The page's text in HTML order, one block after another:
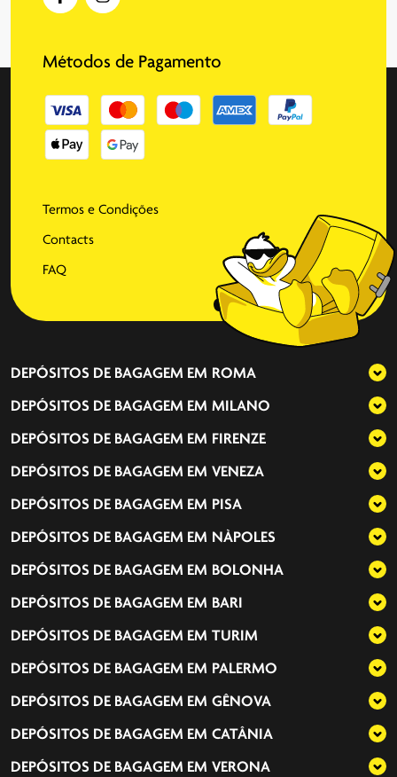
Métodos de Pagamento
Termos e Condições
Contacts
FAQ
DEPÓSITOS DE BAGAGEM EM ROMA
DEPÓSITOS DE BAGAGEM EM MILANO
DEPÓSITOS DE BAGAGEM EM FIRENZE
DEPÓSITOS DE BAGAGEM EM VENEZA
DEPÓSITOS DE BAGAGEM EM PISA
DEPÓSITOS DE BAGAGEM EM NÀPOLES
DEPÓSITOS DE BAGAGEM EM BOLONHA
DEPÓSITOS DE BAGAGEM EM BARI
DEPÓSITOS DE BAGAGEM EM TURIM
DEPÓSITOS DE BAGAGEM EM PALERMO
DEPÓSITOS DE BAGAGEM EM GÊNOVA
DEPÓSITOS DE BAGAGEM EM CATÂNIA
DEPÓSITOS DE BAGAGEM EM VERONA